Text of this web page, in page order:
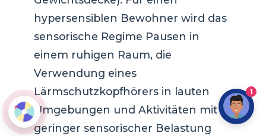
hypersensiblen Bewohner wird das
sensorische Regime Pausen in
einem ruhigen Raum, die
Verwendung eines
Lärmschutzkopfhörers in lauten
Umgebungen und Aktivitäten mit
geringer sensorischer Belastung
1